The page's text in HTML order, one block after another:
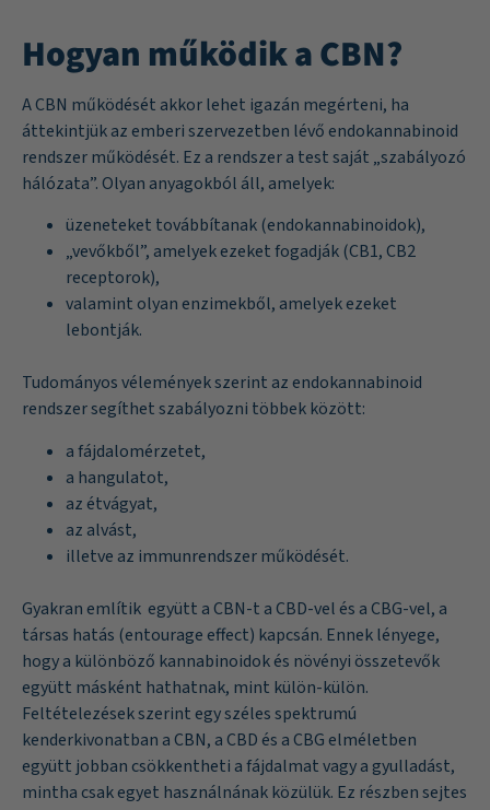
Hogyan működik a CBN?
A CBN működését akkor lehet igazán megérteni, ha
áttekintjük az emberi szervezetben lévő endokannabinoid
rendszer működését. Ez a rendszer a test saját „szabályozó
hálózata”. Olyan anyagokból áll, amelyek:
üzeneteket továbbítanak (endokannabinoidok),
„vevőkből”, amelyek ezeket fogadják (CB1, CB2
receptorok),
valamint olyan enzimekből, amelyek ezeket
lebontják.
Tudományos vélemények szerint az endokannabinoid
rendszer segíthet szabályozni többek között:
a fájdalomérzetet,
a hangulatot,
az étvágyat,
az alvást,
illetve az immunrendszer működését.
Gyakran említik együtt a CBN-t a CBD-vel és a CBG-vel, a
társas hatás (entourage effect) kapcsán. Ennek lényege,
hogy a különböző kannabinoidok és növényi összetevők
együtt másként hathatnak, mint külön-külön.
Feltételezések szerint egy széles spektrumú
kenderkivonatban a CBN, a CBD és a CBG elméletben
együtt jobban csökkentheti a fájdalmat vagy a gyulladást,
mintha csak egyet használnának közülük. Ez részben sejtes